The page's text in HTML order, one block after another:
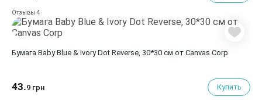
Отзывы 4
Бумага Baby Blue & Ivory Dot Reverse, 30*30 см от Canvas Corp
43.9 грн Купить